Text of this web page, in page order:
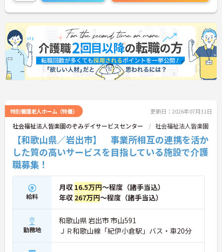
特別養護老人ホーム（特養） 更新日：2026年07月31日
社会福祉法人皆楽園のぞみデイサービスセンター 社会福祉法人皆楽園
【和歌山県／岩出市】 事業所相互の連携を活か
した質の高いサービスを目指している施設で介護
職募集！
給料
月収 16.5万円～程度（諸手当込）
年収 267万円～程度（諸手当込）
勤務地
和歌山県 岩出市 市山591
ＪＲ和歌山線「紀伊小倉駅」バス・車20分